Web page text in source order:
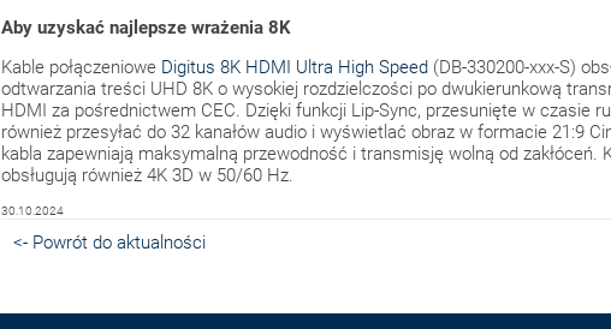
Aby uzyskać najlepsze wrażenia 8K
Kable połączeniowe Digitus 8K HDMI Ultra High Speed (DB-330200-xxx-S)
odtwarzania treści UHD 8K o wysokiej rozdzielczości po dwukierunkową
HDMI za pośrednictwem CEC. Dzięki funkcji Lip-Sync, przesunięte w czasie
również przesyłać do 32 kanałów audio i wyświetlać obraz w formacie 21:9
kabla zapewniają maksymalną przewodność i transmisję wolną od
obsługują również 4K 3D w 50/60 Hz.
30.10.2024
<- Powrót do aktualności